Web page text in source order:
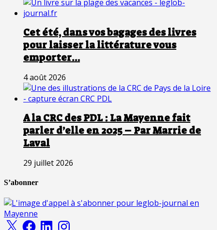
Cet été, dans vos bagages des livres
pour laisser la littérature vous
emporter…
4 août 2026
A la CRC des PDL : La Mayenne fait
parler d’elle en 2025 – Par Marrie de
Laval
29 juillet 2026
S’abonner
X FacebookLinkedInInstagram